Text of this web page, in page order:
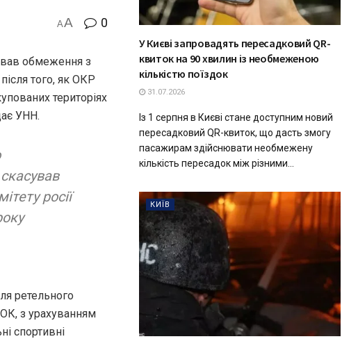
AA 0
обмеження з
того, як ОКР
територіях
УНН.
росії
ретельного
з урахуванням
спортивні
У Києві запровадять пересадковий QR-
квиток на 90 хвилин із необмеженою
кількістю поїздок
31.07.2026
Із 1 серпня в Києві стане доступним новий
пересадковий QR-квиток, що дасть змогу
пасажирам здійснювати необмежену
кількість пересадок між різними...
КИЇВ